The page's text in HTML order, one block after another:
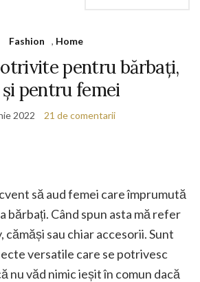
Fashion , Home
pentru bărbați,
pentru femei
2022 21 de comentarii
să aud femei care împrumută
bărbați. Când spun asta mă refer
cămăși sau chiar accesorii. Sunt
versatile care se potrivesc
nu văd nimic ieșit în comun dacă